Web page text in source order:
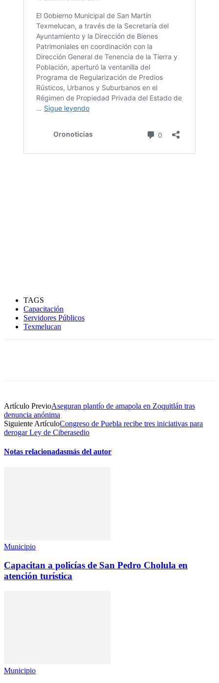
TAGS
Capacitación
Servidores Públicos
Texmelucan
Artículo PrevioAseguran plantío de amapola en Zoquitlán tras
denuncia anónima
Siguiente ArtículoCongreso de Puebla recibe tres iniciativas para
derogar Ley de Ciberasedio
Notas relacionadasmás del autor
Municipio
Capacitan a policías de San Pedro Cholula en
atención turística
Municipio